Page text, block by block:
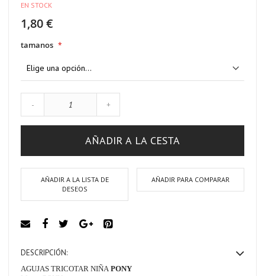
EN STOCK
1,80 €
tamanos
- +
AÑADIR A LA CESTA
AÑADIR A LA LISTA DE
DESEOS
AÑADIR PARA COMPARAR
DESCRIPCIÓN:
AGUJAS TRICOTAR NIÑA PONY